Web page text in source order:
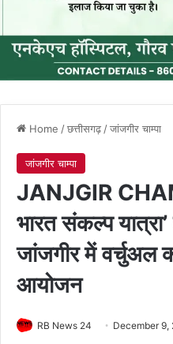
Home /छत्तीसगढ़/जांजगीर चाम्पा
जांजगीर चाम्पा
JANJGIR
भारत संकल्प यात्रा’
जांजगीर में वर्चुअल
आयोजन
RB News 24 December 9,